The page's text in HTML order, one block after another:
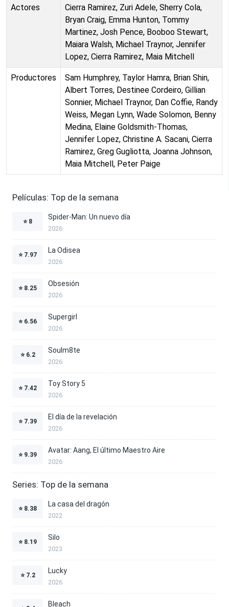
Actores
Cierra Ramirez, Zuri Adele, Sherry Cola,
Bryan Craig, Emma Hunton, Tommy
Martinez, Josh Pence, Booboo Stewart,
Maiara Walsh, Michael Traynor, Jennifer
Lopez, Cierra Ramirez, Maia Mitchell
Productores
Sam Humphrey, Taylor Hamra, Brian Shin,
Albert Torres, Destinee Cordeiro, Gillian
Sonnier, Michael Traynor, Dan Coffie, Randy
Weiss, Megan Lynn, Wade Solomon, Benny
Medina, Elaine Goldsmith-Thomas,
Jennifer Lopez, Christine A. Sacani, Cierra
Ramirez, Greg Gugliotta, Joanna Johnson,
Maia Mitchell, Peter Paige
Películas: Top de la semana
⭐ 8
Spider-Man: Un nuevo día
2026
⭐ 7.97
La Odisea
2026
⭐ 8.25
Obsesión
2026
⭐ 6.56
Supergirl
2026
⭐ 6.2
Soulm8te
2026
⭐ 7.42
Toy Story 5
2026
⭐ 7.39
El día de la revelación
2026
⭐ 9.39
Avatar: Aang, El último Maestro Aire
2026
Series: Top de la semana
⭐ 8.38
La casa del dragón
2022
⭐ 8.19
Silo
2023
⭐ 7.2
Lucky
2026
Bleach